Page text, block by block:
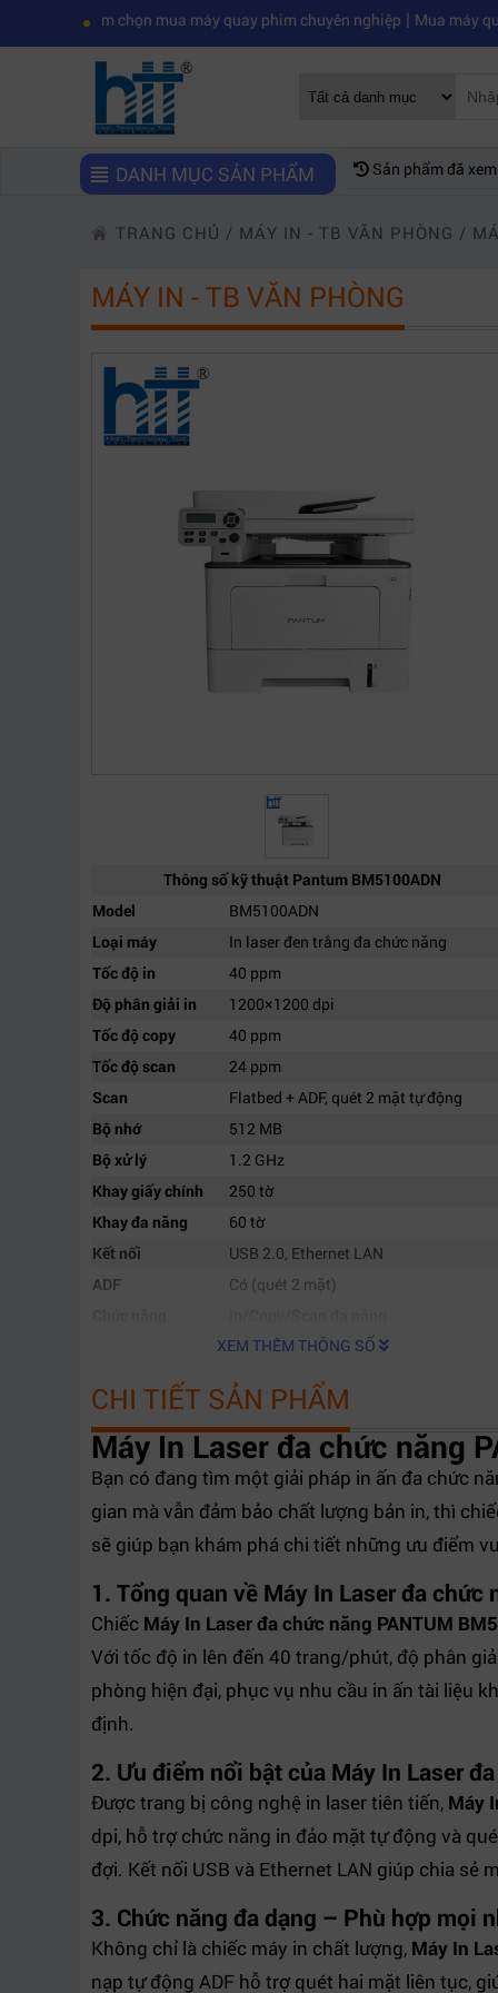
chọn mua máy quay phim chuyên nghiệp|Mua máy quay phim hd
DANH MỤC SẢN PHẨM Sản phẩm đã xem
TRANG CHỦ / MÁY IN - TB VĂN PHÒNG /
MÁY IN - TB VĂN PHÒNG
Thông số kỹ thuật Pantum BM5100ADN
Model
BM5100ADN
Loại máy
In laser đen trắng đa chức năng
Tốc độ in
40 ppm
Độ phân giải in
1200×1200 dpi
Tốc độ copy
40 ppm
Tốc độ scan
24 ppm
Scan
Flatbed + ADF, quét 2 mặt tự động
Bộ nhớ
512 MB
Bộ xử lý
1.2 GHz
Khay giấy chính
250 tờ
Khay đa năng
60 tờ
Kết nối
USB 2.0, Ethernet LAN
ADF
Có (quét 2 mặt)
XEM THÊM THÔNG SỐ
CHI TIẾT SẢN PHẨM
Máy In Laser đa chức năng
Bạn có đang tìm một giải pháp in ấn đa chức
gian mà vẫn đảm bảo chất lượng bản in, thì
sẽ giúp bạn khám phá chi tiết những ưu điểm
1. Tổng quan về Máy In Laser đa chức
Chiếc Máy In Laser đa chức năng PANTUM
Với tốc độ in lên đến 40 trang/phút, độ phân
phòng hiện đại, phục vụ nhu cầu in ấn tài liệu
định.
2. Ưu điểm nổi bật của Máy In Laser
Được trang bị công nghệ in laser tiên tiến, Máy
dpi, hỗ trợ chức năng in đảo mặt tự động và
đợi. Kết nối USB và Ethernet LAN giúp chia
3. Chức năng đa dạng – Phù hợp mọi
Không chỉ là chiếc máy in chất lượng, Máy In
nạp tự động ADF hỗ trợ quét hai mặt liên tục,